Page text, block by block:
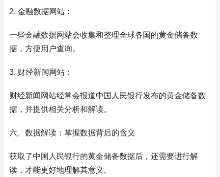
2. 金融数据网站：
一些金融数据网站会收集和整理全球各国的黄金储备数
据，方便用户查询。
3. 财经新闻网站：
财经新闻网站经常会报道中国人民银行发布的黄金储备数
据，并提供相关分析和解读。
六、数据解读：掌握数据背后的含义
获取了中国人民银行的黄金储备数据后，还需要进行解
读，才能更好地理解其意义。